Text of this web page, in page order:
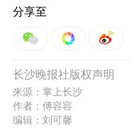
分享至
长沙晚报社版权声明
来源：掌上长沙
作者：傅容容
编辑：刘可馨